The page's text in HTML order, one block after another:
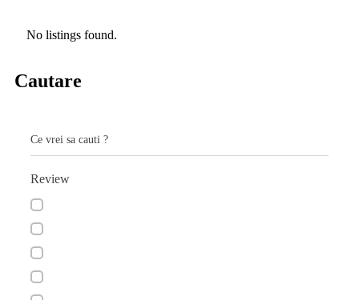
No listings found.
Cautare
Ce vrei sa cauti ?
Review